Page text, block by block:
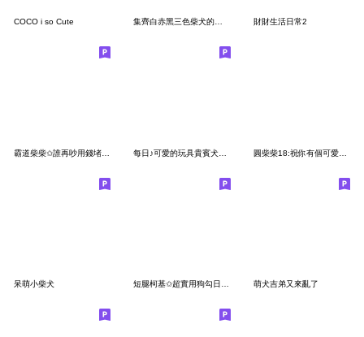
COCO i so Cute 集齊白赤黑三色柴犬的職場用語 財財生活日常2
圓柴柴18:祝你有個可愛的一天❤️
呆萌小柴犬 萌犬吉弟又來亂了